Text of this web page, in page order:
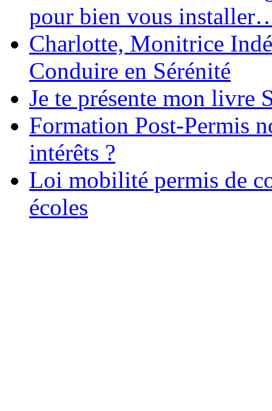
pour bien vous
Charlotte, Monitrice
Conduire en Sérénité
Je te présente mon livre
Formation Post-Permis
intérêts ?
Loi mobilité permis de
écoles